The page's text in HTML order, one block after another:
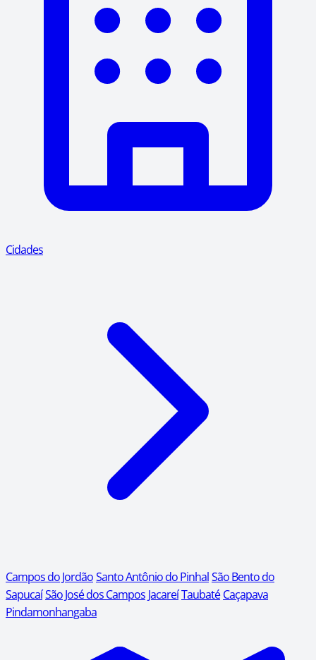
Cidades
Campos do JordãoSanto Antônio do PinhalSão Bento do
SapucaíSão José dos Campos JacareíTaubaté Caçapava
Pindamonhangaba